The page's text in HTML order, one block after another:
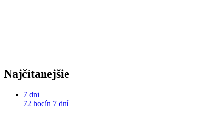
Najčítanejšie
7 dní
72 hodín 7 dní